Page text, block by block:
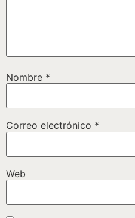
Nombre *
Correo electrónico *
Web